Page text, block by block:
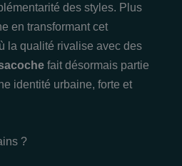
des styles. Plus
en transformant cet
la qualité rivalise avec des
fait désormais partie
identité urbaine, forte et
?